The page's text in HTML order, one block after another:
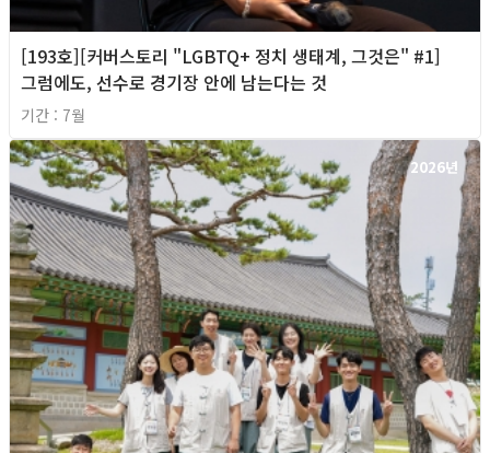
[193호][커버스토리 "LGBTQ+ 정치 생태계, 그것은" #1]
그럼에도, 선수로 경기장 안에 남는다는 것
기간 : 7월
2026년